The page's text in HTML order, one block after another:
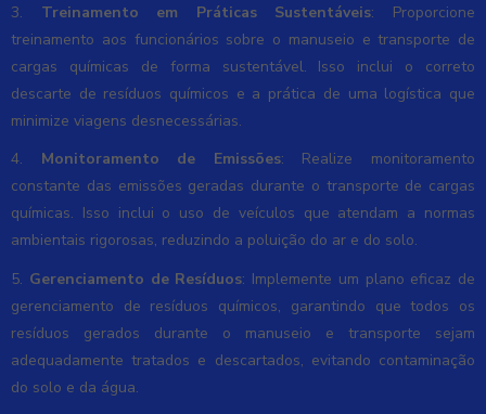
3. Treinamento em Práticas Sustentáveis: Proporcione
treinamento aos funcionários sobre o manuseio e transporte de
cargas químicas de forma sustentável. Isso inclui o correto
descarte de resíduos químicos e a prática de uma logística que
minimize viagens desnecessárias.
4. Monitoramento de Emissões: Realize monitoramento
constante das emissões geradas durante o transporte de cargas
químicas. Isso inclui o uso de veículos que atendam a normas
ambientais rigorosas, reduzindo a poluição do ar e do solo.
5. Gerenciamento de Resíduos: Implemente um plano eficaz de
gerenciamento de resíduos químicos, garantindo que todos os
resíduos gerados durante o manuseio e transporte sejam
adequadamente tratados e descartados, evitando contaminação
do solo e da água.